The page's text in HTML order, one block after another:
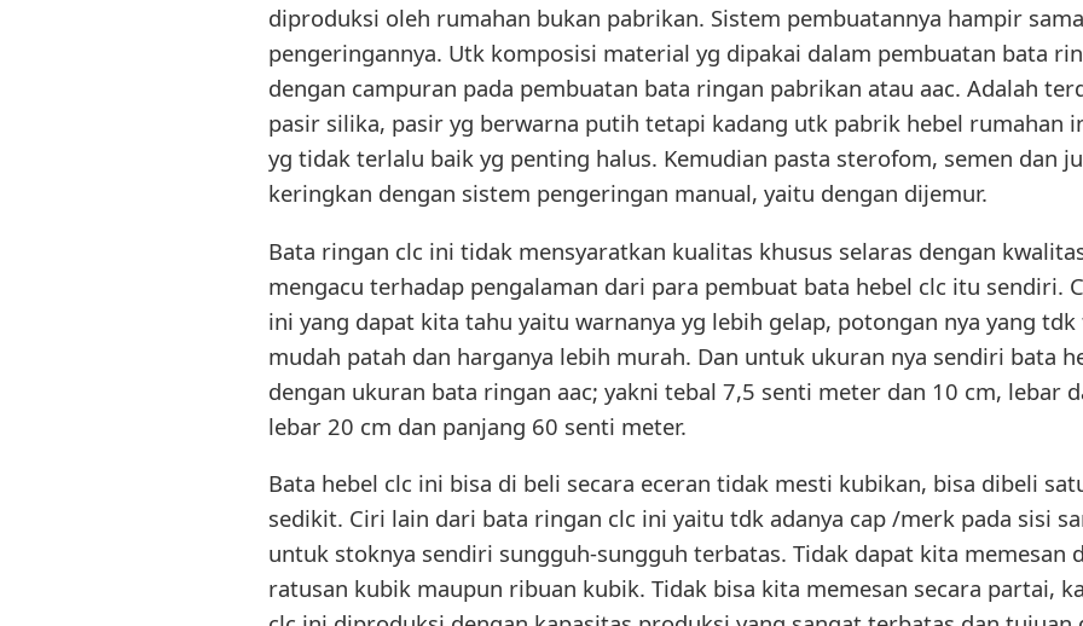
diproduksi oleh rumahan bukan pabrikan. Sistem pembuatannya hampir
pengeringannya. Utk komposisi material yg dipakai dalam pembuatan bata
dengan campuran pada pembuatan bata ringan pabrikan atau aac. Adalah
pasir silika, pasir yg berwarna putih tetapi kadang utk pabrik hebel rumahan
yg tidak terlalu baik yg penting halus. Kemudian pasta sterofom, semen dan
keringkan dengan sistem pengeringan manual, yaitu dengan dijemur.
Bata ringan clc ini tidak mensyaratkan kualitas khusus selaras dengan
mengacu terhadap pengalaman dari para pembuat bata hebel clc itu sendiri.
ini yang dapat kita tahu yaitu warnanya yg lebih gelap, potongan nya yang
mudah patah dan harganya lebih murah. Dan untuk ukuran nya sendiri bata
dengan ukuran bata ringan aac; yakni tebal 7,5 senti meter dan 10 cm, lebar
lebar 20 cm dan panjang 60 senti meter.
Bata hebel clc ini bisa di beli secara eceran tidak mesti kubikan, bisa dibeli
sedikit. Ciri lain dari bata ringan clc ini yaitu tdk adanya cap /merk pada sisi
untuk stoknya sendiri sungguh-sungguh terbatas. Tidak dapat kita memesan
ratusan kubik maupun ribuan kubik. Tidak bisa kita memesan secara partai,